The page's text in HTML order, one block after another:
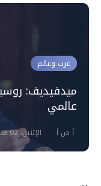
عرب وعالم
ميدفيديف:
عالمي
أ ش أ الإثنين، 02 فبراير 2026 10:24 ص